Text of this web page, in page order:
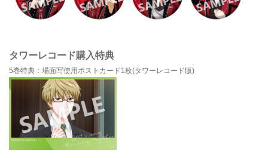
タワーレコード購入特典
5巻特典：場面写使用ポストカード1枚(タワーレコード版)